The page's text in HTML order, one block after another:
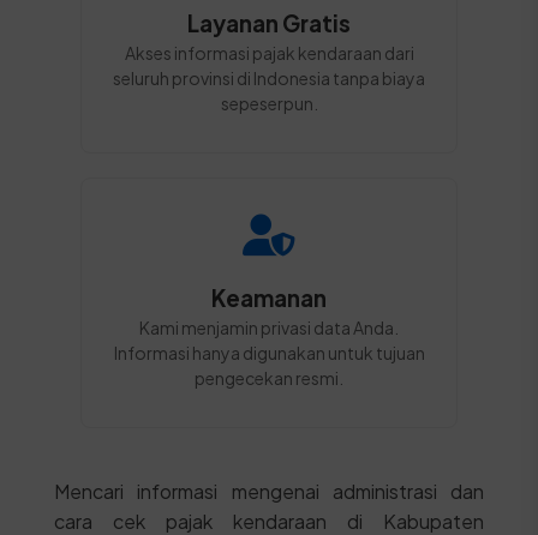
Layanan Gratis
Akses informasi pajak kendaraan dari
seluruh provinsi di Indonesia tanpa biaya
sepeserpun.
Keamanan
Kami menjamin privasi data Anda.
Informasi hanya digunakan untuk tujuan
pengecekan resmi.
Mencari informasi mengenai administrasi dan
cara cek pajak kendaraan di Kabupaten